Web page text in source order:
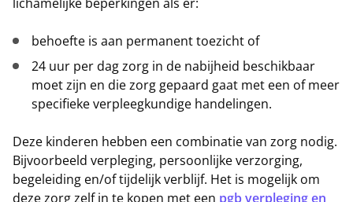
behoefte is aan permanent toezicht of
24 uur per dag zorg in de nabijheid beschikbaar
moet zijn en die zorg gepaard gaat met een of meer
specifieke verpleegkundige handelingen.
Deze kinderen hebben een combinatie van zorg nodig.
Bijvoorbeeld verpleging, persoonlijke verzorging,
begeleiding en/of tijdelijk verblijf. Het is mogelijk om
deze zorg zelf in te kopen met een pgb verpleging en